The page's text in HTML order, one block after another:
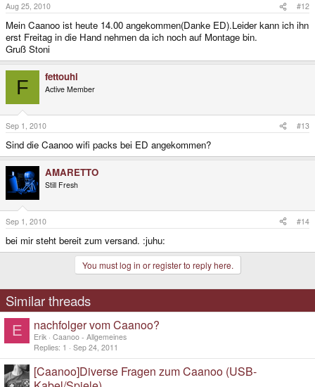
Aug 25, 2010 #12
Mein Caanoo ist heute 14.00 angekommen(Danke ED).Leider kann ich ihn
erst Freitag in die Hand nehmen da ich noch auf Montage bin.
Gruß Stoni
F fettouhi
Active Member
Sep 1, 2010 #13
Sind die Caanoo wifi packs bei ED angekommen?
AMARETTO
Still Fresh
Sep 1, 2010 #14
bei mir steht bereit zum versand. :juhu:
You must log in or register to reply here.
Similar threads
E nachfolger vom Caanoo?
Erik Caanoo - Allgemeines
Replies 1 Sep 24, 2011
[Caanoo]Diverse Fragen zum Caanoo (USB-